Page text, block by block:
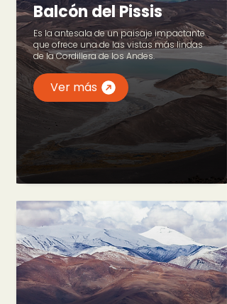
Balcón del Pissis
Es la antesala de un paisaje impactante
que ofrece una de las vistas más lindas
de la Cordillera de los Andes.
Ver más